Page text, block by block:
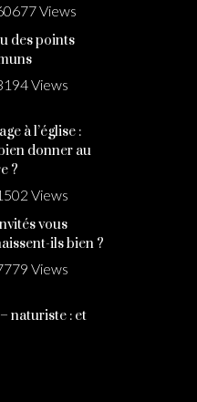
Views
des points
Views
à l’église :
donner au
?
Views
vous
ils bien ?
Views
naturiste : et